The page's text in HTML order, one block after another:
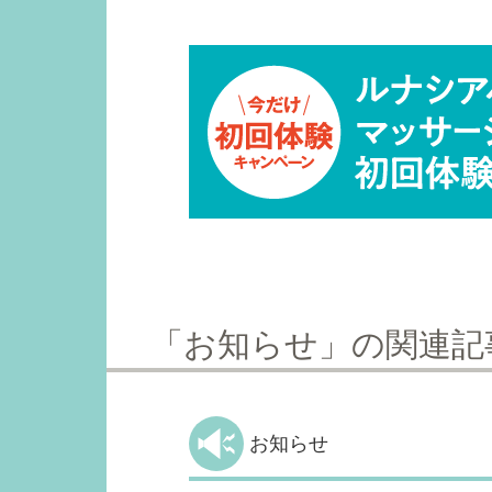
「お知らせ」の関連
お知らせ